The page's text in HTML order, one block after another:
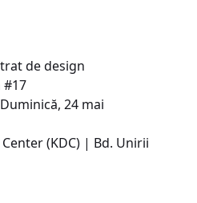
de design
, 24 mai
(KDC) | Bd. Unirii